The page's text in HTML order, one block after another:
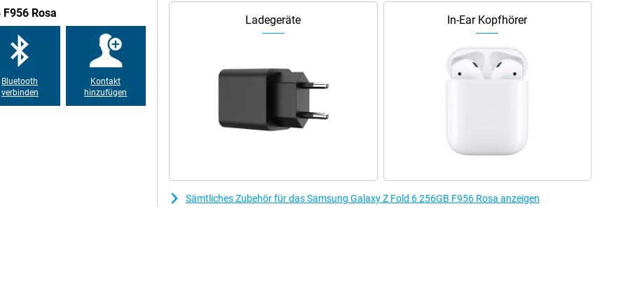
Ray Tracing stellt
So können Sie wirklich in Ihr
sorgt dafür, dass Ihr Handy
keine Sorgen über Schluckauf
Handy mit einer größeren
dass Ihr Gerät immer bei
wie 3D-Spiele
Rosa
Bluetooth
verbinden
Kontakt
hinzufügen
Ladegeräte In-Ear Kopfhörer
Sämtliches Zubehör für das Samsung Galaxy Z Fold 6 256GB F956 Rosa anzeigen